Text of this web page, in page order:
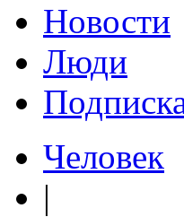
Новости
Люди
Человек
|